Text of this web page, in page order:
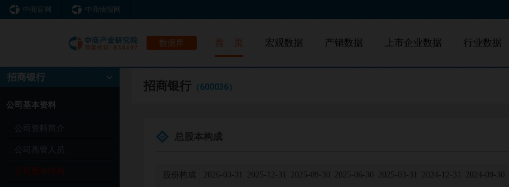
中商官网 中商情报网
数据库 首 页 宏观数据 产销数据 上市企业数据 行业数据
招商银行
公司基本资料
公司资料简介
公司高管人员
公司股本结构
招商银行 （600036）
总股本构成
股份构成 2026-03-31 2025-12-31 2025-09-30 2025-06-30 2025-03-31 2024-12-31 2024-09-30